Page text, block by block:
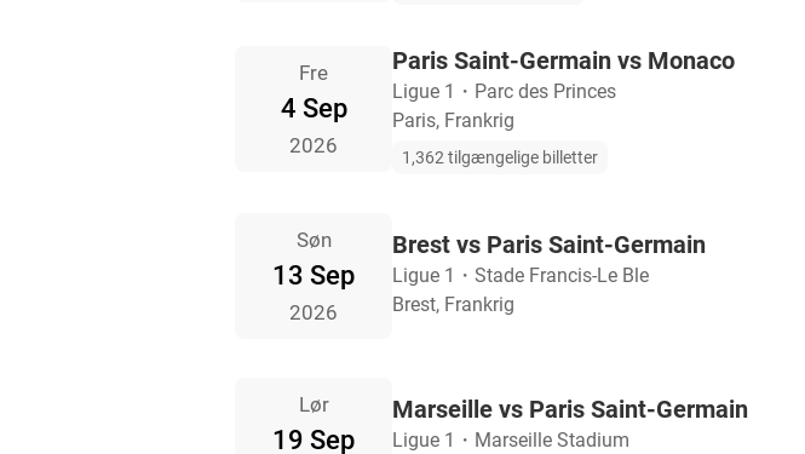
Fre
4 Sep
2026
Paris Saint-Germain vs Monaco
Ligue 1 ・ Parc des Princes
Paris, Frankrig
1,362 tilgængelige billetter
Søn
13 Sep
2026
Brest vs Paris Saint-Germain
Ligue 1 ・ Stade Francis-Le Ble
Brest, Frankrig
Lør
19 Sep
Marseille vs Paris Saint-Germain
Ligue 1 ・ Marseille Stadium